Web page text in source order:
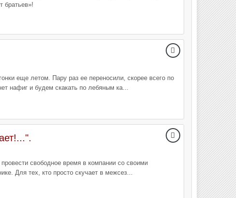
братьев»!
еще летом. Пару раз ее переносили, скорее всего по
нафиг и будем скакать по лебяным ка...
свободное время в компании со своими
Для тех, кто просто скучает в межсез...